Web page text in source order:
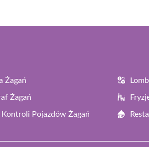
Żagań
Żagań
Kontroli Pojazdów Żagań